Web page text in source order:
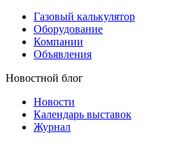
Газовый калькулятор
Оборудование
Компании
Объявления
Новостной блог
Новости
Календарь выставок
Журнал